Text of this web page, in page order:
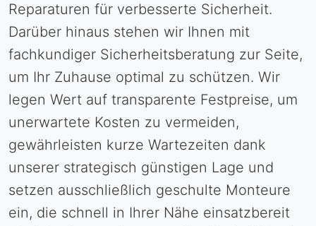
Reparaturen für verbesserte Sicherheit.
Darüber hinaus stehen wir Ihnen mit
fachkundiger Sicherheitsberatung zur Seite,
um Ihr Zuhause optimal zu schützen. Wir
legen Wert auf transparente Festpreise, um
unerwartete Kosten zu vermeiden,
gewährleisten kurze Wartezeiten dank
unserer strategisch günstigen Lage und
setzen ausschließlich geschulte Monteure
ein, die schnell in Ihrer Nähe einsatzbereit